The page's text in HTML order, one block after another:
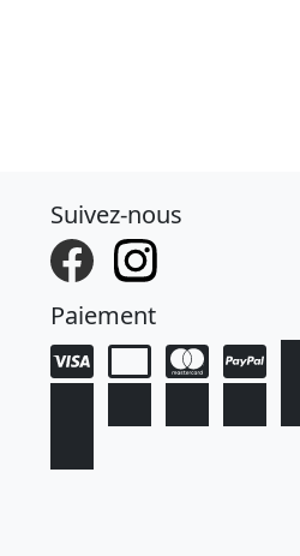
Suivez-nous
Paiement